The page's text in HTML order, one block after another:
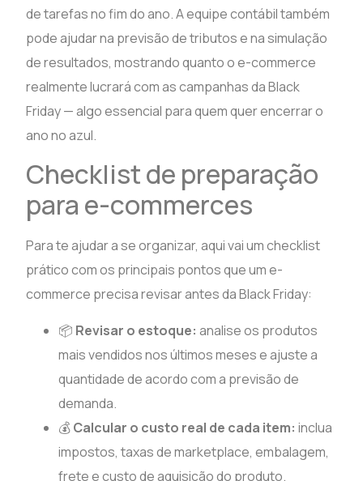
de tarefas no fim do ano. A equipe contábil também
pode ajudar na previsão de tributos e na simulação
de resultados, mostrando quanto o e-commerce
realmente lucrará com as campanhas da Black
Friday — algo essencial para quem quer encerrar o
ano no azul.
Checklist de preparação
para e-commerces
Para te ajudar a se organizar, aqui vai um checklist
prático com os principais pontos que um e-
commerce precisa revisar antes da Black Friday:
📦 Revisar o estoque: analise os produtos
mais vendidos nos últimos meses e ajuste a
quantidade de acordo com a previsão de
demanda.
💰Calcular o custo real de cada item: inclua
impostos, taxas de marketplace, embalagem,
frete e custo de aquisição do produto.